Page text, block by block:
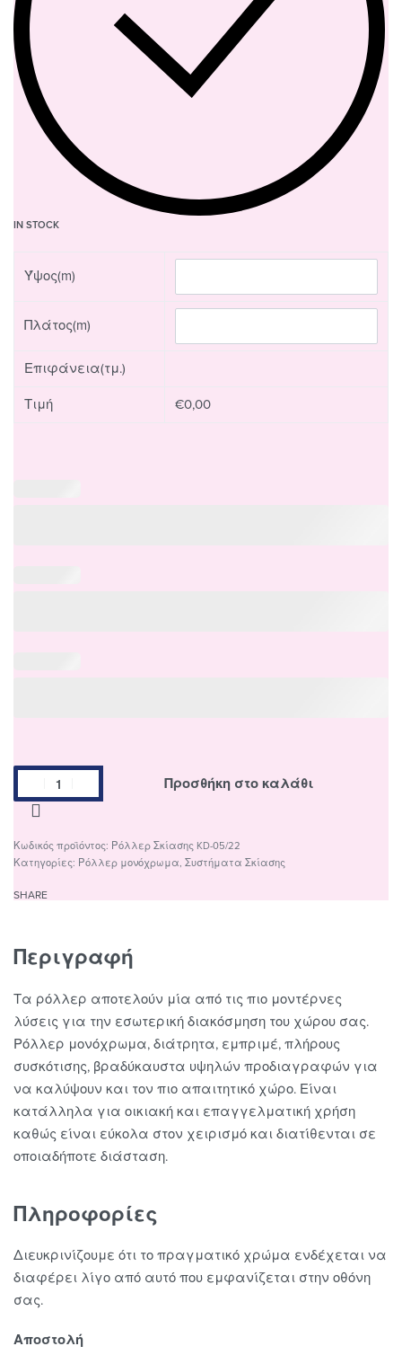
IN STOCK
Ύψος(m)
Πλάτος(m)
Επιφάνεια(τμ.)
Τιμή €0,00
Προσθήκη στο καλάθι
Ρόλλερ Σκίασης KD-05/22
Κατηγορίες: Ρόλλερ μονόχρωμα, Συστήματα Σκίασης
SHARE
Περιγραφή
Τα ρόλλερ αποτελούν μία από τις πιο μοντέρνες
λύσεις για την εσωτερική διακόσμηση του χώρου σας.
Ρόλλερ μονόχρωμα, διάτρητα, εμπριμέ, πλήρους
συσκότισης, βραδύκαυστα υψηλών προδιαγραφών για
να καλύψουν και τον πιο απαιτητικό χώρο. Είναι
κατάλληλα για οικιακή και επαγγελματική χρήση
καθώς είναι εύκολα στον χειρισμό και διατίθενται σε
οποιαδήποτε διάσταση.
Πληροφορίες
Διευκρινίζουμε ότι το πραγματικό χρώμα ενδέχεται να
διαφέρει λίγο από αυτό που εμφανίζεται στην οθόνη
σας.
Αποστολή